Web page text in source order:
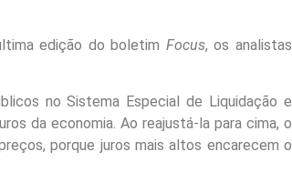
edição do boletim Focus, os analistas
no Sistema Especial de Liquidação e
da economia. Ao reajustá-la para cima, o
porque juros mais altos encarecem o